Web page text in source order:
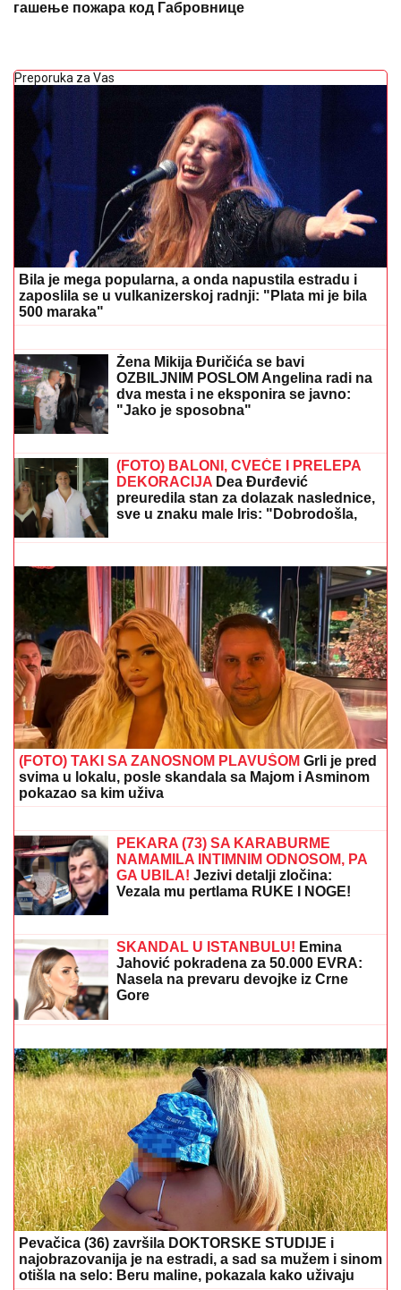
гашење пожара код Габровнице
Preporuka za Vas
Bila je mega popularna, a onda napustila estradu i
zaposlila se u vulkanizerskoj radnji: "Plata mi je bila
500 maraka"
LIGU KONFERENCIJA:Verujemo u
favorite, pogotovo Partizan i Ajaks
dva mesta i ne eksponira se javno:
"Jako je sposobna"
DRŽAVA DELI 31 MILION DINARA:Nema još mnogo
vremena za prijavu - Evo ko i za šta može da dobije
bespovratnu pomoć
(FOTO) BALONI, CVEĆE I PRELEPA
DEKORACIJADea Đurđević
preuredila stan za dolazak naslednice,
sve u znaku male Iris: "Dobrodošla,
(FOTO) BELI LJILJANI I BELI KOVČEG
ZA UBIJENU LJUDMILUPorodica
ispratila Ruskinju koju je ugušio turski
državljanin u Borči: Sveštenik držao
(FOTO) TAKI SA ZANOSNOM PLAVUŠOMGrli je pred
svima u lokalu, posle skandala sa Majom i Asminom
pokazao sa kim uživa
(FOTO) ALEKSA BALAŠEVIĆ
PODELIO PRIZOR IZ PORODIČNE
KUĆE U NOVOM SADUĆerka Vera u
kostimu sirene, oduševila sve:
"Salajka ima more"
PEKARA (73) SA KARABURME
NAMAMILA INTIMNIM ODNOSOM, PA